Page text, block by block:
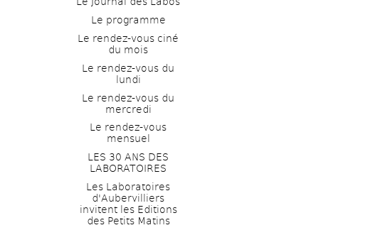
Le programme
Le rendez-vous ciné
du mois
Le rendez-vous du
lundi
Le rendez-vous du
mercredi
Le rendez-vous
mensuel
LES 30 ANS DES
LABORATOIRES
Les Laboratoires
d'Aubervilliers
invitent les Editions
des Petits Matins